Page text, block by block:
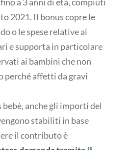
2021. Il bonus copre le
o le spese relative ai
e supporta in particolare
ai bambini che non
perché affetti da gravi
anche gli importi del
stabiliti in base
il contributo è